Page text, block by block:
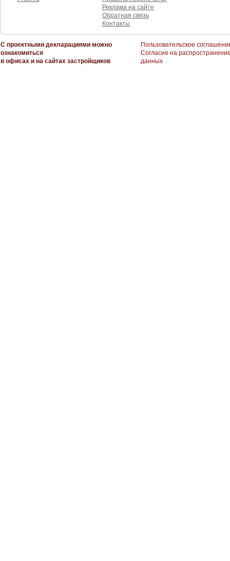
Реклама на сайте
Обратная связь
Контакты
С проектными декларациями можно
ознакомиться
в офисах и на сайтах застройщиков
Пользовательское
Согласие на
данных